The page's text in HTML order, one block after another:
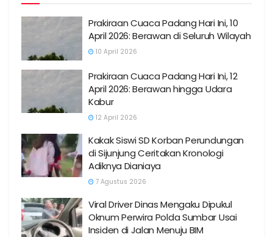
Prakiraan Cuaca Padang Hari Ini, 10
April 2026: Berawan di Seluruh Wilayah
10 April 2026
Prakiraan Cuaca Padang Hari Ini, 12
April 2026: Berawan hingga Udara
Kabur
12 April 2026
Kakak Siswi SD Korban Perundungan
di Sijunjung Ceritakan Kronologi
Adiknya Dianiaya
7 Agustus 2026
Viral Driver Dinas Mengaku Dipukul
Oknum Perwira Polda Sumbar Usai
Insiden di Jalan Menuju BIM